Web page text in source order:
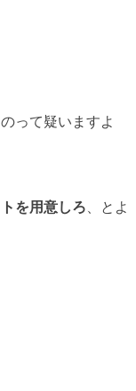
って疑いますよ
を用意しろ、とよ